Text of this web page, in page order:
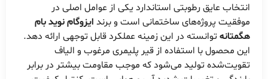
انتخاب عایق رطوبتی استاندارد یکی از عوامل اصلی در
موفقیت پروژه‌های ساختمانی است و برند ایزوگام نوید بام
هگمتانهتوانسته در این زمینه عملکرد قابل توجهی ارائه دهد.
این محصول با استفاده از قیر پلیمری مرغوب و الیاف
تقویت‌شده تولید می‌شود که موجب مقاومت بیشتر در برابر